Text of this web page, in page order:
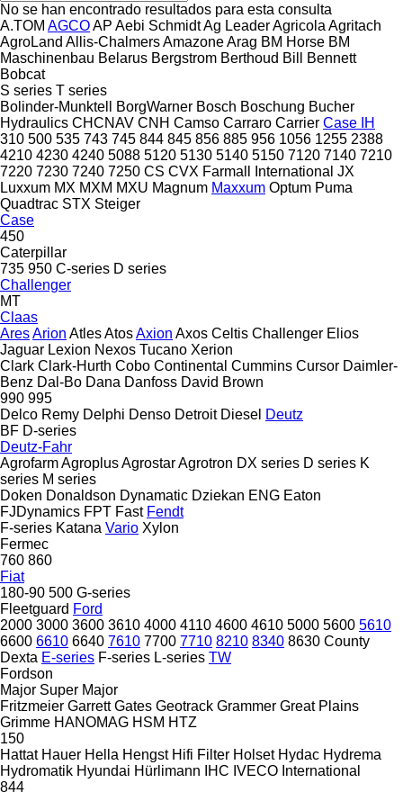
No se han encontrado resultados para esta consulta
A.TOM AGCOAP Aebi SchmidtAg LeaderAgricola Agritach
AgroLand Allis-ChalmersAmazoneArag BM Horse BM
Maschinenbau Belarus Bergstrom Berthoud Bill Bennett
Bobcat
S series T series
Bolinder-Munktell
BorgWarner Bosch Boschung Bucher
Hydraulics CHCNAV CNH Camso Carraro Carrier Case IH
310 500 535 743 745 844 845 856 885 956 1056 1255 2388
4210 4230 4240 5088 5120 5130 5140 5150 7120 7140 7210
7220 7230 7240 7250 CS CVX Farmall International JX
Luxxum MX MXM MXU Magnum Maxxum Optum Puma
Quadtrac STX Steiger
Case
450
Caterpillar
735 950 C-series D series
Challenger
MT
Claas
AresArion AtlesAtosAxion Axos Celtis Challenger Elios
Jaguar Lexion Nexos Tucano Xerion
Clark Clark-Hurth Cobo Continental Cummins Cursor Daimler-
Benz Dal-Bo Dana Danfoss David Brown
990 995
Delco Remy Delphi Denso Detroit Diesel Deutz
BF D-series
Deutz-Fahr
AgrofarmAgroplusAgrostarAgrotron DX series D series K
series M series
Doken Donaldson Dynamatic Dziekan ENG Eaton
FJDynamics FPT Fast Fendt
F-series Katana Vario Xylon
Fermec
760 860
Fiat
180-90 500 G-series
Fleetguard Ford
2000 3000 3600 3610 4000 4110 4600 4610 5000 5600 5610
6600 6610 6640 7610 7700 7710 8210 8340 8630 County
Dexta E-series F-series L-series TW
Fordson
Major Super Major
Fritzmeier Garrett Gates Geotrack Grammer Great Plains
Grimme HANOMAG HSM HTZ
150
Hattat Hauer Hella Hengst Hifi Filter Holset Hydac Hydrema
Hydromatik Hyundai Hürlimann IHC IVECO International
844